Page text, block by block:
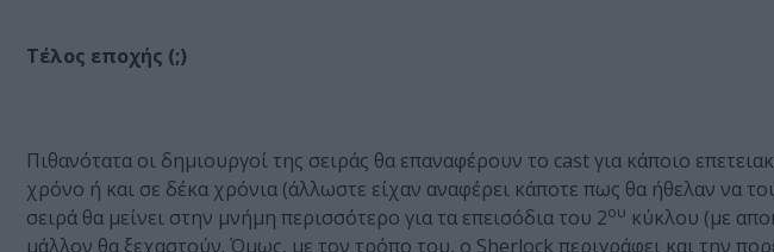
Τέλος εποχής (;)
Πιθανότατα οι δημιουργοί της σειράς θα επαναφέρουν το cast για κάποιο
χρόνο ή και σε δέκα χρόνια (άλλωστε είχαν αναφέρει κάποτε πως θα ήθελαν να
σειρά θα μείνει στην μνήμη περισσότερο για τα επεισόδια του 2ου κύκλου (με
μάλλον θα ξεχαστούν. Όμως, με τον τρόπο του, ο Sherlock περιγράφει και την